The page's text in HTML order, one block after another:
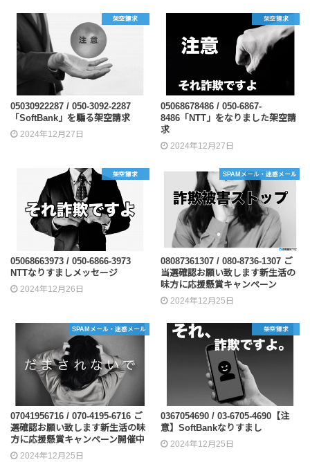
架空請求
05030922287 / 050-3092-2287
「SoftBank」を騙る架空請求
2024年12月27日
架空請求
05068678486 / 050-6867-
8486「NTT」をなりました架空請
求
2024年12月27日
架空請求
05068663973 / 050-6866-3973
NTTなりすましメッセージ
2024年12月26日
SPAMメール・迷惑メール
08087361307 / 080-8736-1307 ご
当選確認お願い致します新生活の
味方に応援懸賞キャンペーン
2024年12月25日
SPAMメール・迷惑メール
07041956716 / 070-4195-6716 ご
選確認お願い致します新生活の味
方に応援懸賞キャンペーン開催中
2024年12月25日
架空請求
0367054690 / 03-6705-4690【注
意】SoftBankなりすまし
2024年12月25日